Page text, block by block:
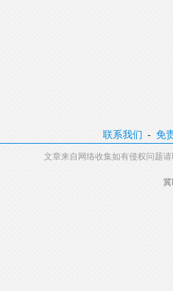
联系我们 -免
文章来自网络收集如有侵权问题